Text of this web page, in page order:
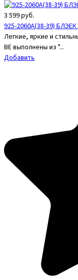
3 599руб.
925-2060A(38-39)
Легкие, яркие и
BE выполнены из "...
Добавить